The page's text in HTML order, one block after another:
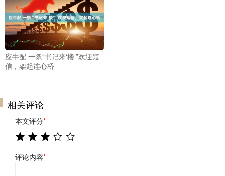
应牛配 一条“书记来‘楼’”欢迎短
信，架起连心桥
相关评论
本文评分*
评论内容*